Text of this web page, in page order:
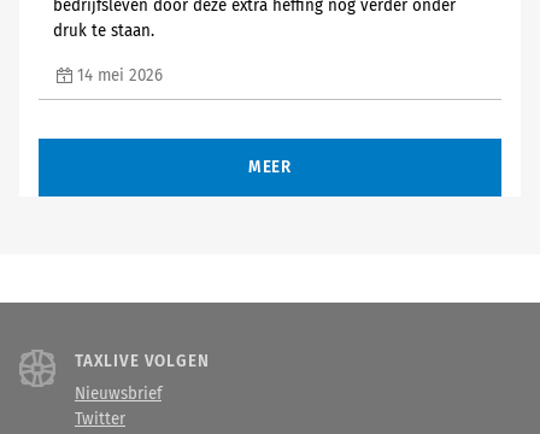
bedrijfsleven door deze extra heffing nog verder onder
druk te staan.
14 mei 2026
MEER
TAXLIVE VOLGEN
Nieuwsbrief
Twitter